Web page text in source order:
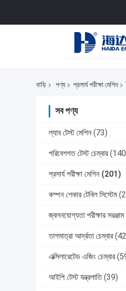
বাড়ি পণ্য প্রসার্য পরীক্ষা মেশিন
সব পণ্য
ল্যাব টেস্ট মেশিন (73)
পরিবেশগত টেস্ট চেম্বার
প্রসার্য পরীক্ষা মেশিন (201)
কম্পন শেকার টেবিল সিস্টেম
জ্বলনযোগ্যতা পরীক্ষার সরঞ্জাম
তাপমাত্রা আর্দ্রতা চেম্বার
এক্সিলারেটেড এজিং চেম্বার
আইপি টেস্ট যন্ত্রপাতি (39)